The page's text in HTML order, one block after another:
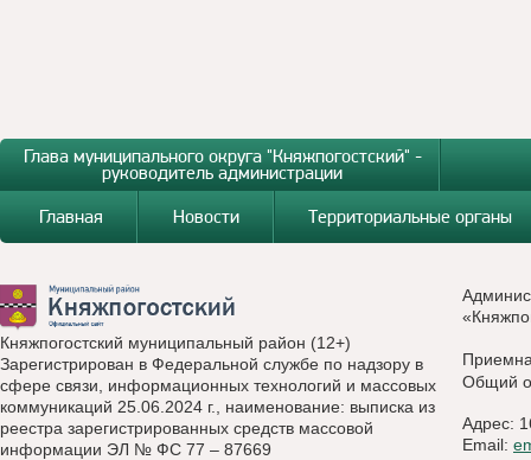
Глава муниципального округа "Княжпогостский" -
руководитель администрации
Главная
Новости Территориальные органы
Княжпогостский муниципальный район (12+)
Зарегистрирован в Федеральной службе по надзору в
сфере связи, информационных технологий и массовых
коммуникаций 25.06.2024 г., наименование: выписка из
реестра зарегистрированных средств массовой
информации ЭЛ № ФС 77 – 87669
Общий
Адрес:
Email: